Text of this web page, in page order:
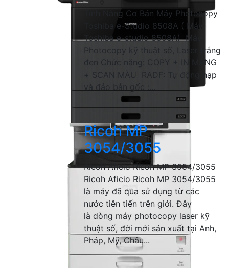
Tính Năng Cơ Bản Máy Photocopy
Toshiba e-Studio 8508A ( Máy
Toshiba e-studio 8508A) Máy
Photocopy kỹ thuật số, Laser trắng
đen Chức năng: COPY + IN MẠNG
+ SCAN MÀU RADF: Tự động nạp
và đảo bản gốc :...
Ricoh MP
3054/3055
Ricoh Aficio Ricoh MP 3054/3055
Ricoh Aficio Ricoh MP 3054/3055
là máy đã qua sử dụng từ các
nước tiên tiến trên giới. Đây
là dòng máy photocopy laser kỹ
thuật số, đời mới sản xuất tại Anh,
Pháp, Mỹ, Châu...